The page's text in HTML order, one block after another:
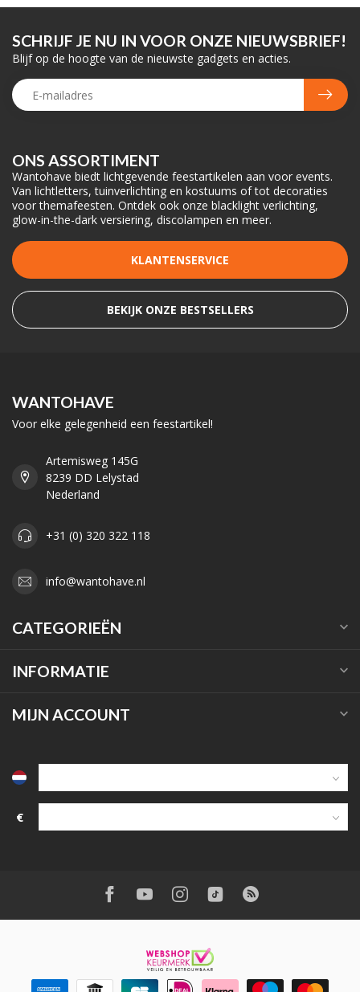
ONS ASSORTIMENT
Wantohave biedt lichtgevende feestartikelen aan voor events.
Van lichtletters, tuinverlichting en kostuums of tot decoraties
voor themafeesten. Ontdek ook onze blacklight verlichting,
glow-in-the-dark versiering, discolampen en meer.
KLANTENSERVICE
BEKIJK ONZE BESTSELLERS
SCHRIJF JE NU IN VOOR ONZE NIEUWSBRIEF!
Blijf op de hoogte van de nieuwste gadgets en acties.
WANTOHAVE
Voor elke gelegenheid een feestartikel!
Artemisweg 145G
8239 DD Lelystad
Nederland
+31 (0) 320 322 118
info@wantohave.nl
CATEGORIEËN
INFORMATIE
MIJN ACCOUNT
€